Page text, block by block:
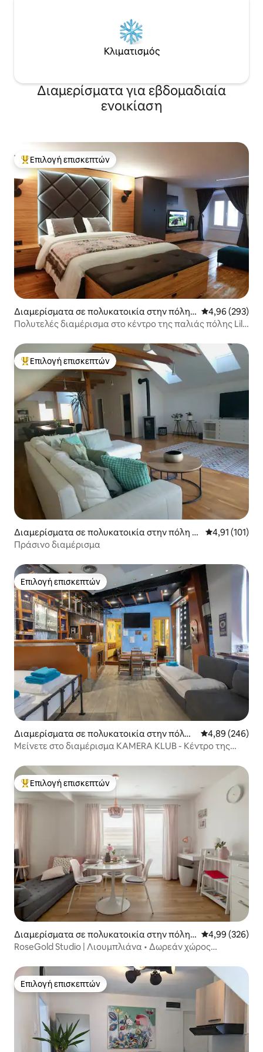
Κλιματισμός
Διαμερίσματα για εβδομαδιαία
ενοικίαση
Κορυφαία επιλογή επισκεπτών
Επιλογή επισκεπτών
Διαμερίσματα σε πολυκατοικία στην πόλη
Λιουμπλιάνα
Μέση
4,96 (293)
Πολυτελές διαμέρισμα στο κέντρο της παλιάς πόλης Lili
Κορυφαία επιλογή επισκεπτών
Επιλογή επισκεπτών
Διαμερίσματα σε πολυκατοικία στην πόλη H
orjul
Μέση
4,91 (101)
Πράσινο διαμέρισμα
Επιλογή επισκεπτών
Επιλογή επισκεπτών
Διαμερίσματα σε πολυκατοικία στην πόλη
Λιουμπλιάνα
Μέση
4,89 (246)
Μείνετε στο διαμέρισμα KAMERA KLUB - Κέντρο της
Κορυφαία επιλογή επισκεπτών
Επιλογή επισκεπτών
Διαμερίσματα σε πολυκατοικία στην πόλη
Λιουμπλιάνα
Μέση
4,99 (326)
RoseGold Studio | Λιουμπλιάνα • Δωρεάν χώρος
Επιλογή επισκεπτών
Επιλογή επισκεπτών